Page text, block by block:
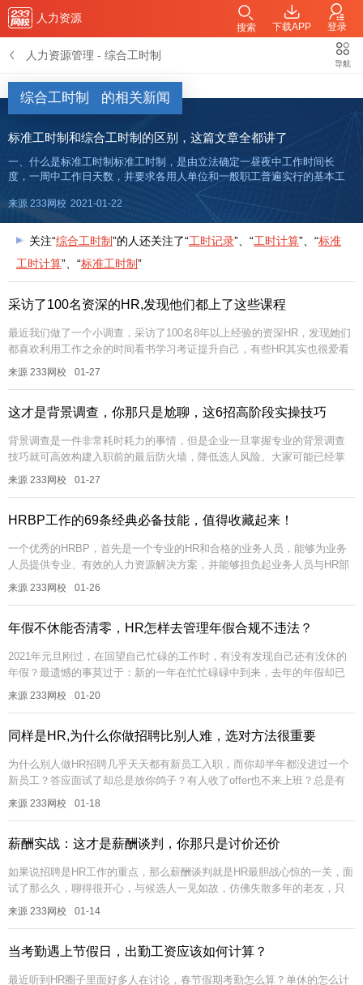
人力资源
下载APP 登录
搜索
人力资源管理 - 综合工时制
导航
综合工时制 的相关新闻
标准工时制和综合工时制的区别，这篇文章全都讲了
一、什么是标准工时制标准工时制，是由立法确定一昼夜中工作时间长
度，一周中工作日天数，并要求各用人单位和一般职工普遍实行的基本工
时制度。我国目前实行的是每日工作8小时、每周工作40小时的标准工时
制。因此，如果用人单位安排劳动者在8小时之外工作的，就属于加点；超
过
来源 233网校 2021-01-22
关注“综合工时制”的人还关注了“工时记录”、“工时计算”、“标准
工时计算”、“标准工时制”
采访了100名资深的HR,发现他们都上了这些课程
最近我们做了一个小调查，采访了100名8年以上经验的资深HR，发现她们
都喜欢利用工作之余的时间看书学习考证提升自己，有些HR其实也很爱看
书，什么书都看一点，今天职场方面的书，明天社会方面的书，没有系统...
来源 233网校 01-27
这才是背景调查，你那只是尬聊，这6招高阶段实操技巧
背景调查是一件非常耗时耗力的事情，但是企业一旦掌握专业的背景调查
技巧就可高效构建入职前的最后防火墙，降低选人风险。大家可能已经掌
握了一些基本的背景调查理论知识、方法和流程，但在实操的过程中，很
来源 233网校 01-27
HRBP工作的69条经典必备技能，值得收藏起来！
一个优秀的HRBP，首先是一个专业的HR和合格的业务人员，能够为业务
人员提供专业、有效的人力资源解决方案，并能够担负起业务人员与HR部
门的“联络人”角色。HRBP除了要培养自身的战略思维能力、大局意识...
来源 233网校 01-26
年假不休能否清零，HR怎样去管理年假合规不违法？
2021年元旦刚过，在回望自己忙碌的工作时，有没有发现自己还有没休的
年假？最遗憾的事莫过于：新的一年在忙忙碌碌中到来，去年的年假却已
经过期作废。每当快到年底的时候，公司就会发送内部消息，提醒还没有
来源 233网校 01-20
同样是HR,为什么你做招聘比别人难，选对方法很重要
为什么别人做HR招聘几乎天天都有新员工入职，而你却半年都没进过一个
新员工？答应面试了却总是放你鸽子？有人收了offer也不来上班？总是有
人刚入职就走了？入（入职）不敷出（离职），所以慢慢的你会觉得做招...
来源 233网校 01-18
薪酬实战：这才是薪酬谈判，你那只是讨价还价
如果说招聘是HR工作的重点，那么薪酬谈判就是HR最胆战心惊的一关，面
试了那么久，聊得很开心，与候选人一见如故，仿佛失散多年的老友，只
差抱在一起了，HR似乎马上看到开花结果，然而，最艰难的战役往往在最
来源 233网校 01-14
当考勤遇上节假日，出勤工资应该如何计算？
最近听到HR圈子里面好多人在讨论，春节假期考勤怎么算？单休的怎么计